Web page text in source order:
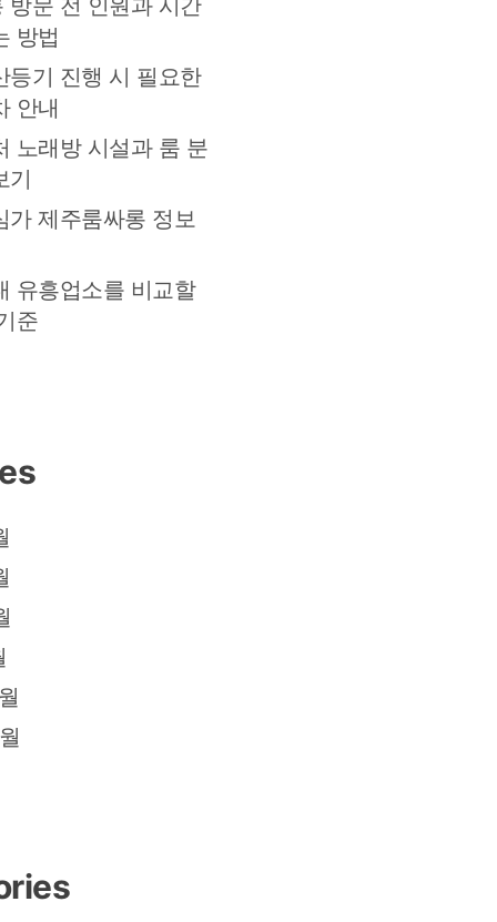
방법
등기 진행 시 필요한
안내
노래방 시설과 룸 분
기
가 제주룸싸롱 정보
유흥업소를 비교할
준